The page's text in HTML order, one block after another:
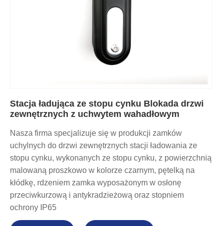
Stacja ładująca ze stopu cynku Blokada drzwi
zewnętrznych z uchwytem wahadłowym
Nasza firma specjalizuje się w produkcji zamków
uchylnych do drzwi zewnętrznych stacji ładowania ze
stopu cynku, wykonanych ze stopu cynku, z powierzchnią
malowaną proszkowo w kolorze czarnym, pętelką na
kłódkę, rdzeniem zamka wyposażonym w osłonę
przeciwkurzową i antykradzieżową oraz stopniem
ochrony IP65